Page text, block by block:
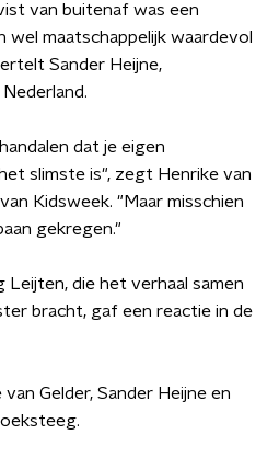
van buitenaf was een
wel maatschappelijk waardevol
Sander Heijne,
dat je eigen
slimste is", zegt Henrike van
Kidsweek. "Maar misschien
gekregen."
die het verhaal samen
bracht, gaf een reactie in de
Gelder, Sander Heijne en